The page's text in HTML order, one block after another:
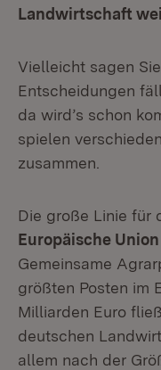
Landwirtschaft
Vielleicht sagen
Entscheidungen
da wird’s schon
spielen
zusammen.
Die große Linie für
Europäische
Gemeinsame
größten Posten im
Milliarden Euro
deutschen
allem nach der